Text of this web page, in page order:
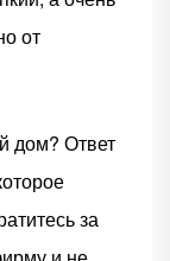
от
дом? Ответ
за